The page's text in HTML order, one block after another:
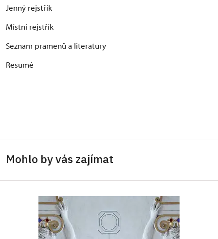
Jenný rejstřík
Místní rejstřík
Seznam pramenů a literatury
Resumé
Mohlo by vás zajímat